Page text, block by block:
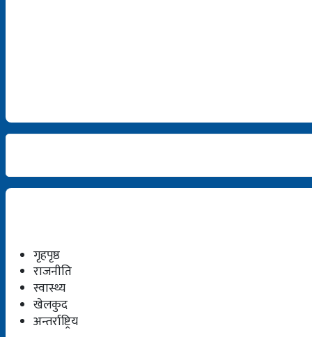
गृहपृष्ठ
राजनीति
स्वास्थ्य
खेलकुद
अन्तर्राष्ट्रिय